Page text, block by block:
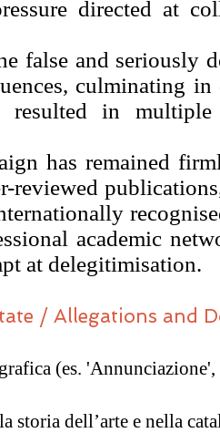
directed at
false and seriously
culminating
resulted in
has remained
reviewed
academic
at delegitimisation.
/ Allegations and
(es.
dell’arte e nella